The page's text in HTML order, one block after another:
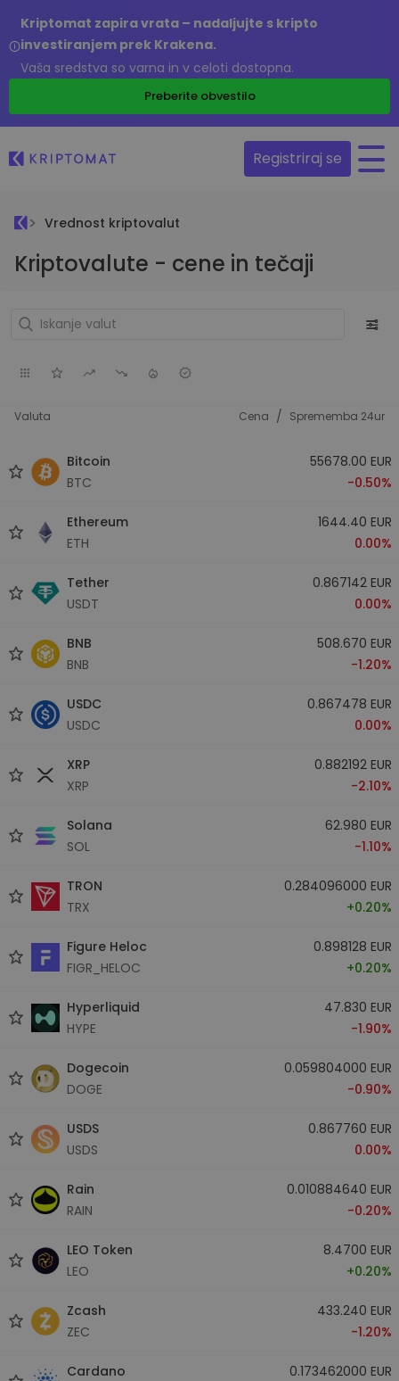
Kriptomat zapira vrata – nadaljujte s kripto
investiranjem prek Krakena.
Vaša sredstva so varna in v celoti dostopna.
Preberite obvestilo
Registriraj se
Vrednost kriptovalut
Kriptovalute - cene in tečaji
Valuta Cena / Sprememba 24ur
Bitcoin
BTC
55678.00 EUR
-0.50%
Ethereum
ETH
1644.40 EUR
0.00%
Tether
USDT
0.867142 EUR
0.00%
BNB
BNB
508.670 EUR
-1.20%
USDC
USDC
0.867478 EUR
0.00%
XRP
XRP
0.882192 EUR
-2.10%
Solana
SOL
62.980 EUR
-1.10%
TRON
TRX
0.284096000 EUR
+0.20%
Figure Heloc
FIGR_HELOC
0.898128 EUR
+0.20%
Hyperliquid
HYPE
47.830 EUR
-1.90%
Dogecoin
DOGE
0.059804000 EUR
-0.90%
USDS
USDS
0.867760 EUR
0.00%
Rain
RAIN
0.010884640 EUR
-0.20%
LEO Token
LEO
8.4700 EUR
+0.20%
Zcash
ZEC
433.240 EUR
-1.20%
Cardano
0.173462000 EUR